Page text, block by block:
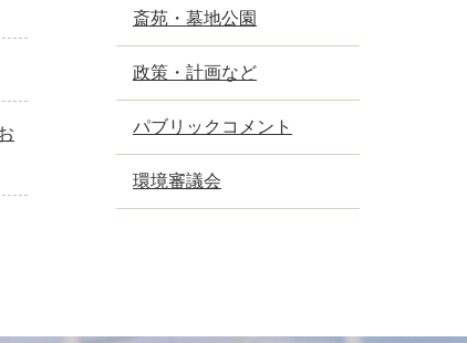
斎苑・墓地公園
政策・計画など
パブリックコメント
環境審議会